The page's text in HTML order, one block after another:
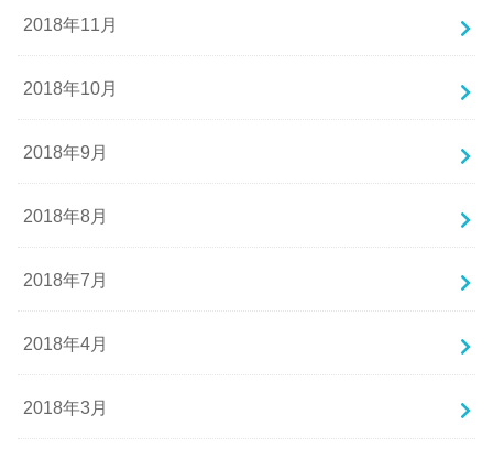
2018年11月
2018年10月
2018年9月
2018年8月
2018年7月
2018年4月
2018年3月